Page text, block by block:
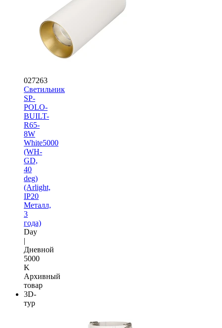
027263
Светильник
SP-
POLO-
BUILT-
R65-
8W
White5000
(WH-
GD,
40
deg)
(Arlight,
IP20
Металл,
3
года)
Day
|
Дневной
5000
K
Архивный
товар
3D-
тур